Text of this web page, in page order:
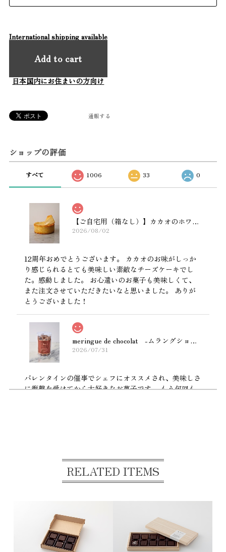
International shipping available
Add to cart
日本国内にお住まいの方向け
通報する
ショップの評価
すべて 1006 33 0
【ご自宅用（箱なし）】カカオのホワイトチーズケーキ 12cmホール
2026/08/02
12周年おめでとうございます。 カカオのお味がしっか
り感じられるとても美味しい素敵なチーズケーキでし
た。感動しました。 お心遣いのお菓子も美味しくて、
また注文させていただきたいなと思いました。 ありが
とうございました！
meringue de chocolat -ムラングショコラ- 【お届け指定日は4月12日以降でお願いします。】
2026/07/31
バレンタインの催事でシェフにオススメされ、美味しさ
に衝撃を受けてから大好きなお菓子です。 もう何回も
カカオニブの渋みもあって口溶け滑らかで美味しくいた
だきました^ ^
12周年記念 Thanksセレクション
2026/07/29
RELATED ITEMS